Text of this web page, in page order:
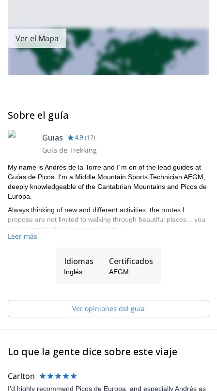
Ver el Mapa
Sobre el guía
Guias 4.9 (17)
Guía de Trekking
My name is Andrés de la Torre and I´m on of the lead guides at
Guías de Picos. I'm a Middle Mountain Sports Technician AEGM,
deeply knowledgeable of the Cantabrian Mountains and Picos de
Europa.
Always thinking of new and different activities, the routes I
propose are not limited to walking through beautiful places... you
will remember the experience for life!
I can not conceive the mountain without friends and I believe that
there is no better experience than a bivouac under the stars.
Leer más
Idiomas
Inglés
Certificados
AEGM
Ver opiniones del guía
Lo que la gente dice sobre este viaje
Carlton
I’d highly recommend Picos de Europa, and especially Andrés as